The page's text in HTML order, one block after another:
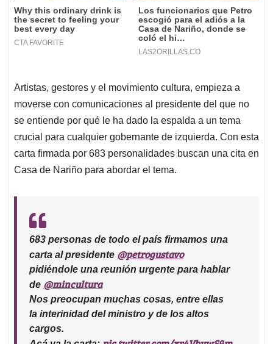
Artistas, gestores y el movimiento cultura, empieza a
moverse con comunicaciones al presidente del que no
se entiende por qué le ha dado la espalda a un tema
crucial para cualquier gobernante de izquierda. Con esta
carta firmada por 683 personalidades buscan una cita en
Casa de Nariño para abordar el tema.
683 personas de todo el país firmamos una
carta al presidente @petrogustavo
pidiéndole una reunión urgente para hablar
de @mincultura
Nos preocupan muchas cosas, entre ellas
la interinidad del ministro y de los altos
cargos.